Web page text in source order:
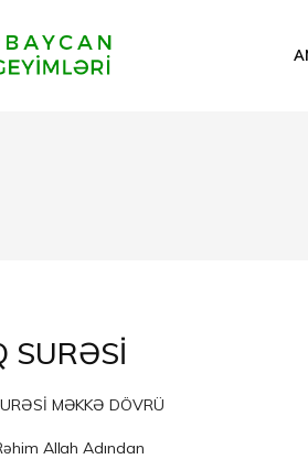
SURƏSİ
MƏKKƏ DÖVRÜ
Allah Adından